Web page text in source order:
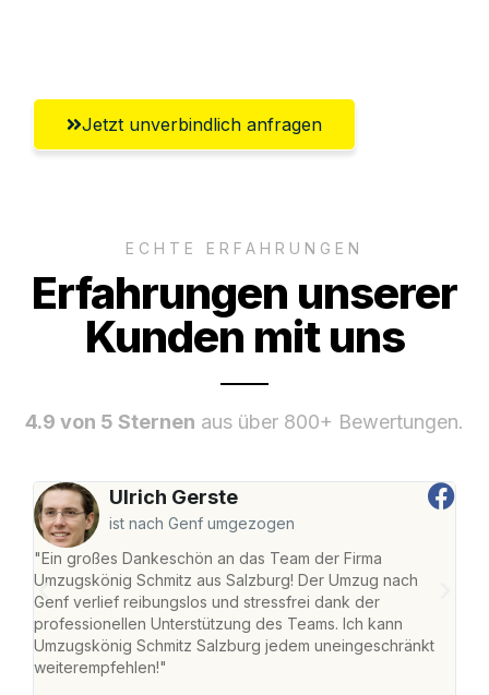
Jetzt unverbindlich anfragen
ECHTE ERFAHRUNGEN
Erfahrungen unserer
Kunden mit uns
4.9 von 5 Sternen aus über 800+ Bewertungen.
Ulrich Gerste
ist nach Genf umgezogen
"Ein großes Dankeschön an das Team der Firma
Umzugskönig Schmitz aus Salzburg! Der Umzug nach
Genf verlief reibungslos und stressfrei dank der
professionellen Unterstützung des Teams. Ich kann
Umzugskönig Schmitz Salzburg jedem uneingeschränkt
weiterempfehlen!"